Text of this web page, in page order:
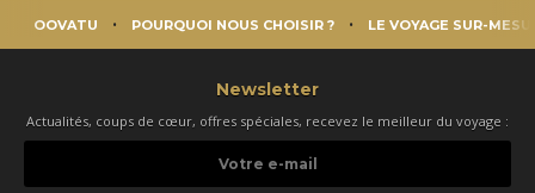
OOVATU POURQUOI NOUS CHOISIR ? LE VOYAGE SUR-
Newsletter
Actualités, coups de cœur, offres spéciales, recevez le meilleur du voyage :
e-